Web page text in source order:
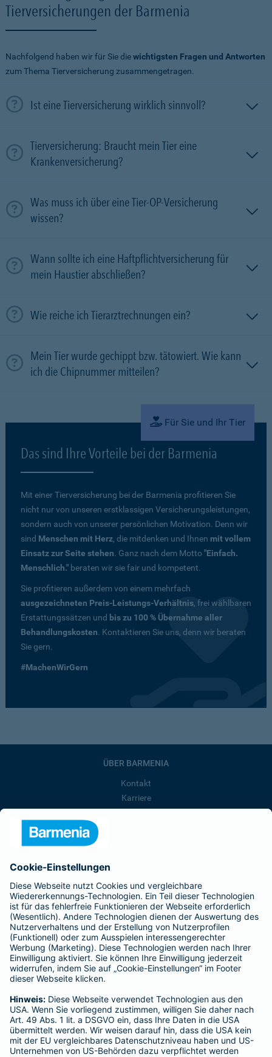
Tierversicherungen der Barmenia
Nachfolgend haben wir für Sie diewichtigsten Fragen und Antworten
zum Thema Tierversicherung zusammengetragen.
Ist eine Tierversicherung wirklich sinnvoll?
Tierversicherung: Braucht mein Tier eine
Krankenversicherung?
Was muss ich über eine Tier-OP-Versicherung
wissen?
Wann sollte ich eine Haftpflichtversicherung für
mein Haustier abschließen?
Wie reiche ich Tierarztrechnungen ein?
Mein Tier wurde gechippt bzw. tätowiert. Wie kann
ich die Chipnummer mitteilen?
Für Sie und Ihr Tier
Das sind Ihre Vorteile bei der Barmenia
Mit einer Tierversicherung bei der Barmenia profitieren Sie
nicht nur von unseren erstklassigen Versicherungsleistungen,
sondern auch von unserer persönlichen Motivation. Denn wir
sind Menschen mit Herz, die mitdenken und Ihnen mit vollem
Einsatz zur Seite stehen. Ganz nach dem Motto"Einfach.
Menschlich." beraten wir sie fair und kompetent.
Sie profitieren außerdem von einem mehrfach
ausgezeichneten Preis-Leistungs-Verhältnis, frei wählbaren
Erstattungssätzen und bis zu 100 % Übernahme aller
Behandlungskosten. Kontaktieren Sie uns, denn wir beraten
Sie gern.
#MachenWirGern
ÜBER BARMENIA
Kontakt
Karriere
Barmenia ist Teil der BarmeniaGothaer
BELIEBTE SEITEN
Kranken-Zusatzversicherung
Tierversicherungen
Haftpflichtversicherung
Hausratversicherung
Adresse ändern
Schaden melden
Kilometerstandsmeldung
Serviceübersicht